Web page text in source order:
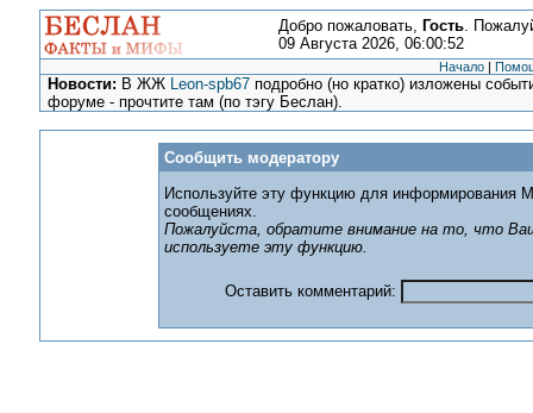
Добро пожаловать, Гость.
09 Августа 2026, 06:00:52
Начало |
Новости: В ЖЖ Leon-spb67 подробно (но кратко) изложены
форуме - прочтите там (по тэгу Беслан).
Сообщить модератору
Используйте эту функцию для информирования
сообщениях.
Пожалуйста, обратите внимание на то, что
используете эту функцию.
Оставить комментарий: